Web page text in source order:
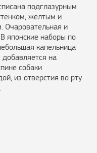
подглазурным
желтым и
Очаровательная и
японские наборы по
капельница
добавляется на
собаки
из отверстия во рту